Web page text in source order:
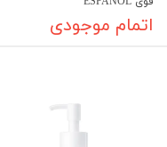
اتمام موجودی